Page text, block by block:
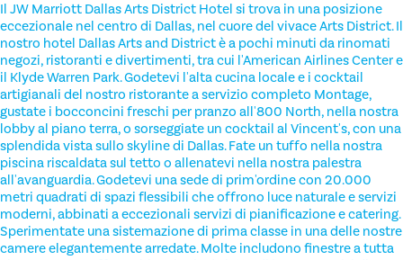
Il JW Marriott Dallas Arts District Hotel si trova in una posizione
eccezionale nel centro di Dallas, nel cuore del vivace Arts District. Il
nostro hotel Dallas Arts and District è a pochi minuti da rinomati
negozi, ristoranti e divertimenti, tra cui l'American Airlines Center e
il Klyde Warren Park. Godetevi l'alta cucina locale e i cocktail
artigianali del nostro ristorante a servizio completo Montage,
gustate i bocconcini freschi per pranzo all'800 North, nella nostra
lobby al piano terra, o sorseggiate un cocktail al Vincent's, con una
splendida vista sullo skyline di Dallas. Fate un tuffo nella nostra
piscina riscaldata sul tetto o allenatevi nella nostra palestra
all'avanguardia. Godetevi una sede di prim'ordine con 20.000
metri quadrati di spazi flessibili che offrono luce naturale e servizi
moderni, abbinati a eccezionali servizi di pianificazione e catering.
Sperimentate una sistemazione di prima classe in una delle nostre
camere elegantemente arredate. Molte includono finestre a tutta